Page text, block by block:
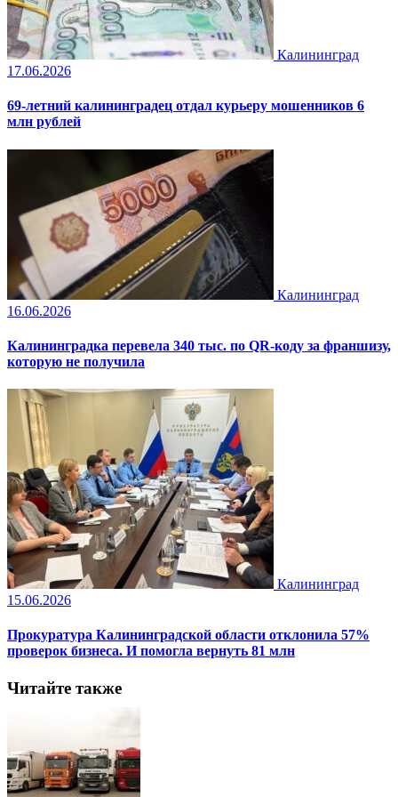
Калининград
17.06.2026
69-летний калининградец отдал курьеру мошенников 6
млн рублей
Калининград
16.06.2026
Калининградка перевела 340 тыс. по QR-коду за франшизу,
которую не получила
Калининград
15.06.2026
Прокуратура Калининградской области отклонила 57%
проверок бизнеса. И помогла вернуть 81 млн
Читайте также